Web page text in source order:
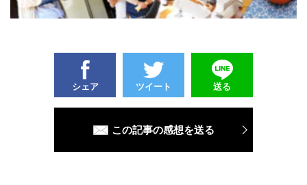
シェア ツイート 送る
この記事の感想を送る